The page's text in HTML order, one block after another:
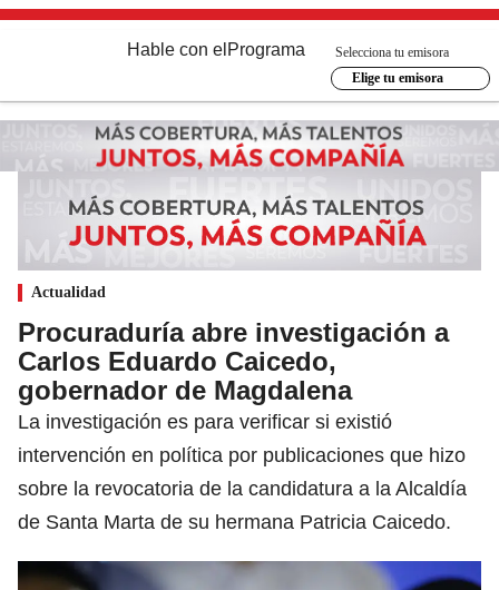
Hable con el Programa
Selecciona tu emisora
Elige tu emisora
Actualidad
Procuraduría abre investigación a
Carlos Eduardo Caicedo,
gobernador de Magdalena
La investigación es para verificar si existió
intervención en política por publicaciones que hizo
sobre la revocatoria de la candidatura a la Alcaldía
de Santa Marta de su hermana Patricia Caicedo.